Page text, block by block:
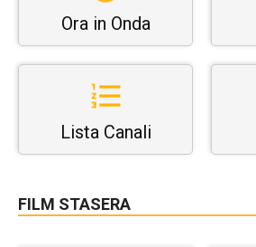
Ora in Onda
Lista Canali
FILM STASERA